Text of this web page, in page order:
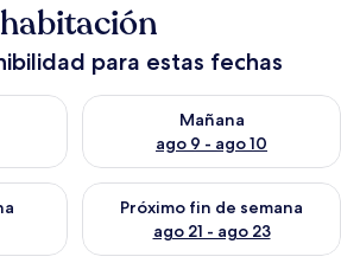
para estas fechas
para hoy ago 8 - ago 9
Mañana
ago 9 - ago 10
Consulta la disponibilidad
para este fin de semana ago 14 -
Próximo fin de semana
ago 21 - ago 23
Consulta la disponibilidad